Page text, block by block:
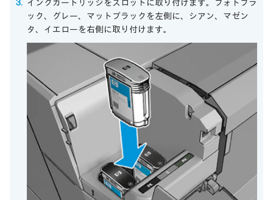
インクカートリッジをスロットに取り付けます。フォトブラ
ック、グレー、マットブラックを左側に、シアン、マゼン
タ、イエローを右側に取り付けます。